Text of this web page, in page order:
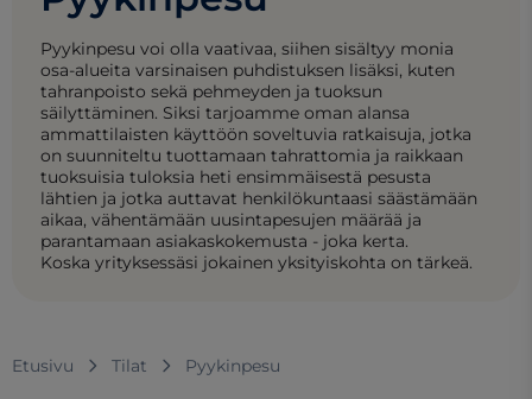
Pyykinpesu voi olla vaativaa, siihen sisältyy monia
osa-alueita varsinaisen puhdistuksen lisäksi, kuten
tahranpoisto sekä pehmeyden ja tuoksun
säilyttäminen. Siksi tarjoamme oman alansa
ammattilaisten käyttöön soveltuvia ratkaisuja, jotka
on suunniteltu tuottamaan tahrattomia ja raikkaan
tuoksuisia tuloksia heti ensimmäisestä pesusta
lähtien ja jotka auttavat henkilökuntaasi säästämään
aikaa, vähentämään uusintapesujen määrää ja
parantamaan asiakaskokemusta - joka kerta.
Koska yrityksessäsi jokainen yksityiskohta on tärkeä.
Etusivu Tilat Pyykinpesu